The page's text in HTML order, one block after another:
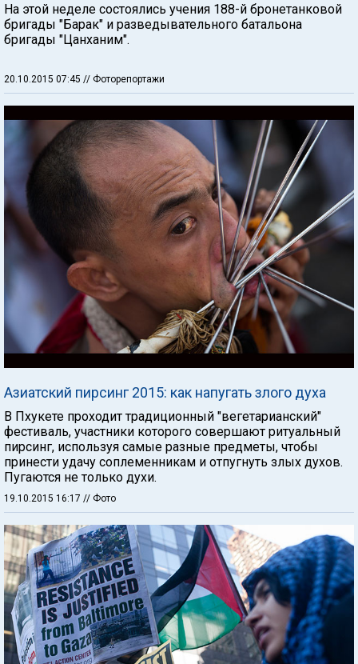
На этой неделе состоялись учения 188-й бронетанковой
бригады "Барак" и разведывательного батальона
бригады "Цанханим".
20.10.2015 07:45 // Фоторепортажи
Азиатский пирсинг 2015: как напугать злого духа
В Пхукете проходит традиционный "вегетарианский"
фестиваль, участники которого совершают ритуальный
пирсинг, используя самые разные предметы, чтобы
принести удачу соплеменникам и отпугнуть злых духов.
Пугаются не только духи.
19.10.2015 16:17 // Фото